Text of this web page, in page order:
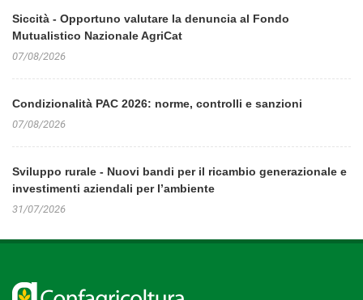
Siccità - Opportuno valutare la denuncia al Fondo
Mutualistico Nazionale AgriCat
07/08/2026
Condizionalità PAC 2026: norme, controlli e sanzioni
07/08/2026
Sviluppo rurale - Nuovi bandi per il ricambio generazionale e
investimenti aziendali per l’ambiente
31/07/2026